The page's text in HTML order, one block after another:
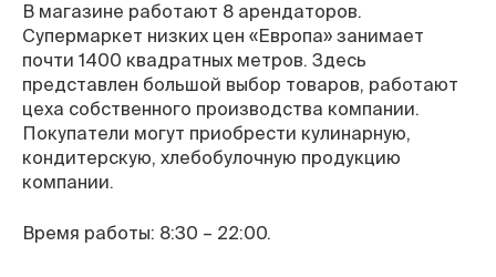
В магазине работают 8 арендаторов.
Супермаркет низких цен «Европа» занимает
почти 1400 квадратных метров. Здесь
представлен большой выбор товаров, работают
цеха собственного производства компании.
Покупатели могут приобрести кулинарную,
кондитерскую, хлебобулочную продукцию
компании.
Время работы: 8:30 – 22:00.